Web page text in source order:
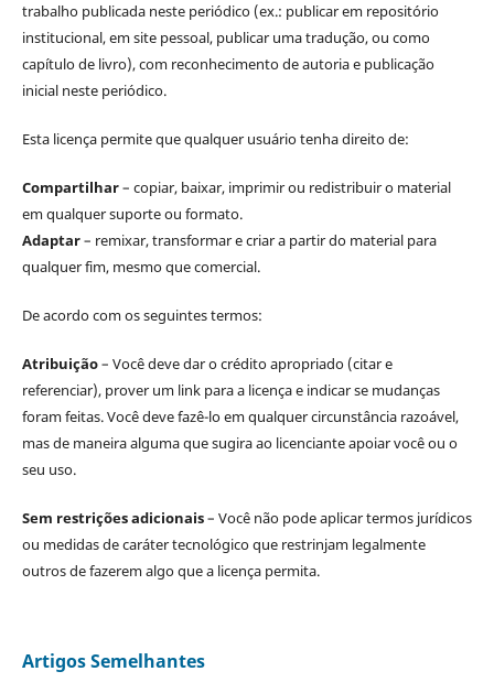
trabalho publicada neste periódico (ex.: publicar em repositório
institucional, em site pessoal, publicar uma tradução, ou como
capítulo de livro), com reconhecimento de autoria e publicação
inicial neste periódico.
Esta licença permite que qualquer usuário tenha direito de:
Compartilhar– copiar, baixar, imprimir ou redistribuir o material
em qualquer suporte ou formato.
Adaptar– remixar, transformar e criar a partir do material para
qualquer fim, mesmo que comercial.
De acordo com os seguintes termos:
Atribuição– Você deve dar o crédito apropriado (citar e
referenciar), prover um link para a licença e indicar se mudanças
foram feitas. Você deve fazê-lo em qualquer circunstância razoável,
mas de maneira alguma que sugira ao licenciante apoiar você ou o
seu uso.
Sem restrições adicionais– Você não pode aplicar termos jurídicos
ou medidas de caráter tecnológico que restrinjam legalmente
outros de fazerem algo que a licença permita.
Artigos Semelhantes